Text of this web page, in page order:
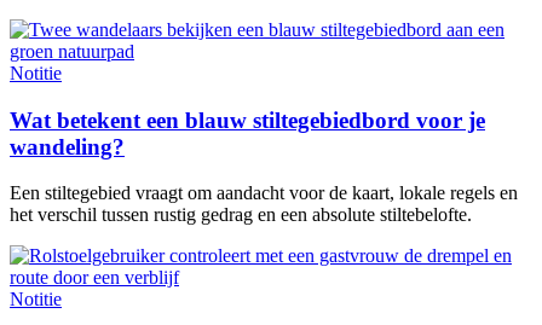
Notitie
Wat betekent een blauw stiltegebiedbord voor je
wandeling?
Een stiltegebied vraagt om aandacht voor de kaart, lokale regels en
het verschil tussen rustig gedrag en een absolute stiltebelofte.
Notitie